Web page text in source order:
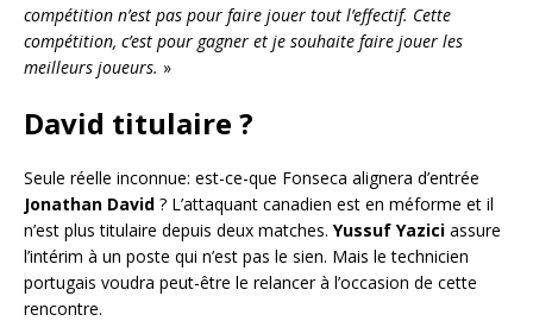
compétition n’est pas pour faire jouer tout l’effectif. Cette
compétition, c’est pour gagner et je souhaite faire jouer les
meilleurs joueurs. »
David titulaire ?
Seule réelle inconnue: est-ce-que Fonseca alignera d’entrée
Jonathan David ? L’attaquant canadien est en méforme et il
n’est plus titulaire depuis deux matches. Yussuf Yazici assure
l’intérim à un poste qui n’est pas le sien. Mais le technicien
portugais voudra peut-être le relancer à l’occasion de cette
rencontre.